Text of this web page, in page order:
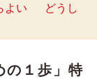
よい
どうし
の１歩」特